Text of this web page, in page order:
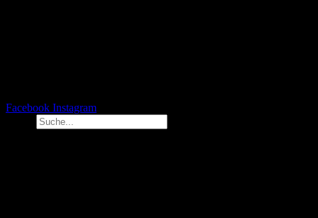
Facebook Instagram